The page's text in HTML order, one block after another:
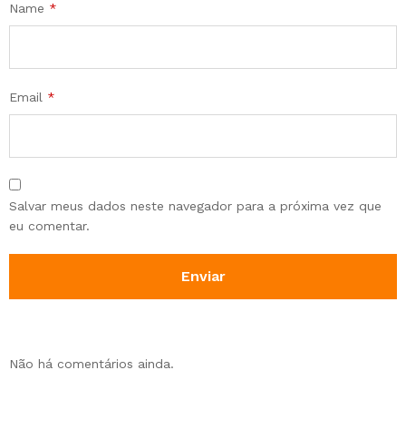
Name *
Email *
Salvar meus dados neste navegador para a próxima vez que
eu comentar.
Não há comentários ainda.